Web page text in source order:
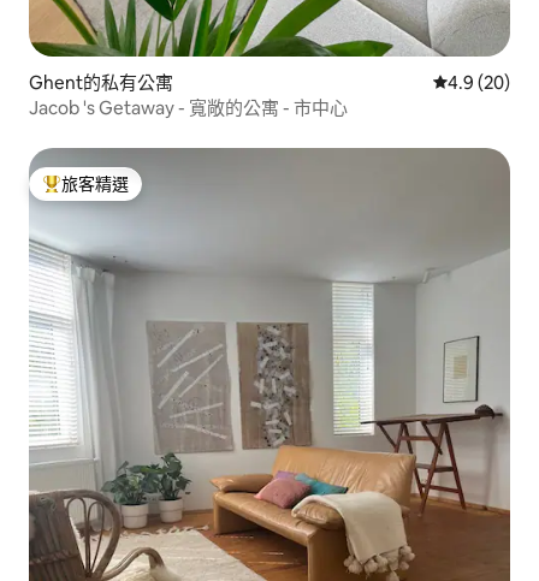
Ghent的私有公寓 從 20 則評
4.9 (20)
Jacob 's Getaway - 寬敞的公寓 - 市中心
旅客精選榜首
旅客精選